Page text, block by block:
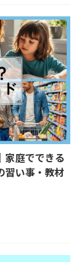
家庭でできる
習い事・教材